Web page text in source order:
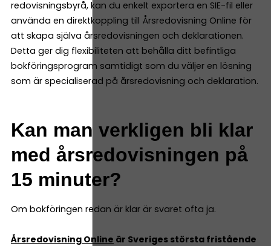
redovisningsbyrå, kan du enkelt exportera en SIE-fil eller
använda en direktkoppling till Årsredovisning Online för
att skapa själva årsredovisningen och deklarationen.
Detta ger dig flexibiliteten att behålla ditt befintliga
bokföringsprogram samtidigt som du väljer en lösning
som är specialiserad på årsredovisning och deklaration.
Kan man verkligen bli klar
med årsredovisningen på
15 minuter?
Om bokföringen redan är klar är svaret ofta ja.
Årsredovisning Online är Sveriges största fristående